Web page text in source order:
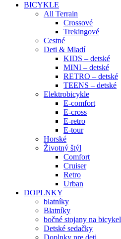
BICYKLE
All Terrain
Crossové
Trekingové
Cestné
Deti & Mladí
KIDS – detské
MINI – detské
RETRO – detské
TEENS – detské
Elektrobicykle
E-comfort
E-cross
E-retro
E-tour
Horské
Životný štýl
Comfort
Cruiser
Retro
Urban
DOPLNKY
blatníky
Blatníky
bočné stojany na bicykel
Detské sedačky
Doplnky pre deti